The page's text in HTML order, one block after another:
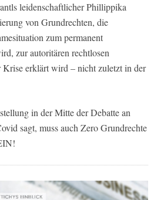
leidenschaftlicher Phillippika
von Grundrechten, die
zum permanent
zur autoritären rechtlosen
Krise erklärt wird – nicht zuletzt in der
in der Mitte der Debatte an
sagt, muss auch Zero Grundrechte